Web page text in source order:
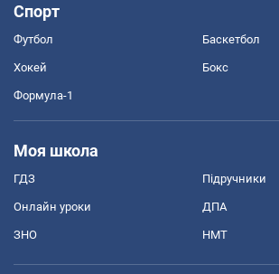
Спорт
Футбол Баскетбол
Хокей Бокс
Формула-1
Моя школа
ГДЗ Підручники
Онлайн уроки ДПА
ЗНО НМТ